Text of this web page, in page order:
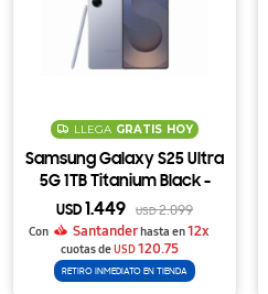
LLEGA GRATIS HOY
Samsung Galaxy S25 Ultra
5G 1TB Titanium Black -
Titanium Silver Blue
USD 1.449 USD2.099
Con
Santanderhasta en12x
cuotas deUSD120.75
RETIRO INMEDIATO EN TIENDA